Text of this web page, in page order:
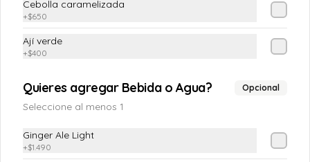
Apio-Palta
Apio en juliana y palta
$4.890
Cebollitas en Escabeche
Cebolla caramelizada
+$650
Ají verde
+$400
Quieres agregar Bebida o Agua? Opcional
Seleccione al menos 1
Ginger Ale Light
+$1.490